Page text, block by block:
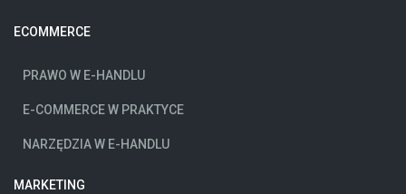
ECOMMERCE
PRAWO W E-HANDLU
E-COMMERCE W PRAKTYCE
NARZĘDZIA W E-HANDLU
MARKETING